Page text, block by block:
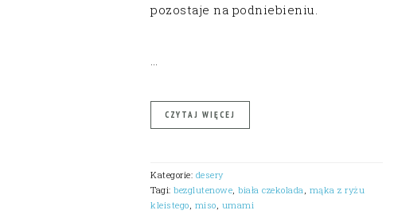
pozostaje na podniebieniu.
…
CZYTAJ WIĘCEJ
Kategorie: desery
Tagi: bezglutenowe, biała czekolada, mąka z ryżu
kleistego, miso, umami